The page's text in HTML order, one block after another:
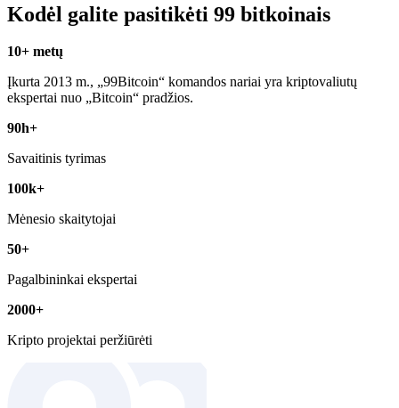
Kodėl galite pasitikėti 99 bitkoinais
10+ metų
Įkurta 2013 m., „99Bitcoin“ komandos nariai yra kriptovaliutų
ekspertai nuo „Bitcoin“ pradžios.
90h+
Savaitinis tyrimas
100k+
Mėnesio skaitytojai
50+
Pagalbininkai ekspertai
2000+
Kripto projektai peržiūrėti